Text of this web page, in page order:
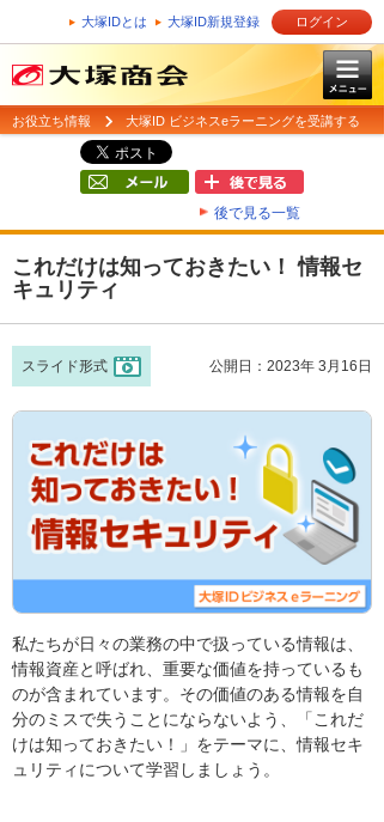
大塚IDとは 大塚ID新規登録 ログイン
お役立ち情報 大塚ID ビジネスeラーニングを受講する
後で見る一覧
これだけは知っておきたい！ 情報セ
キュリティ
スライド形式 公開日：2023年 3月16日
私たちが日々の業務の中で扱っている情報は、
情報資産と呼ばれ、重要な価値を持っているも
のが含まれています。その価値のある情報を自
分のミスで失うことにならないよう、「これだ
けは知っておきたい！」をテーマに、情報セキ
ュリティについて学習しましょう。